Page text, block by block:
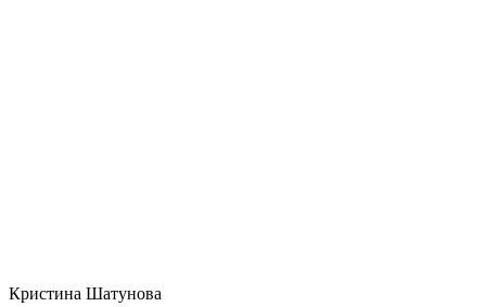
Кристина Шатунова